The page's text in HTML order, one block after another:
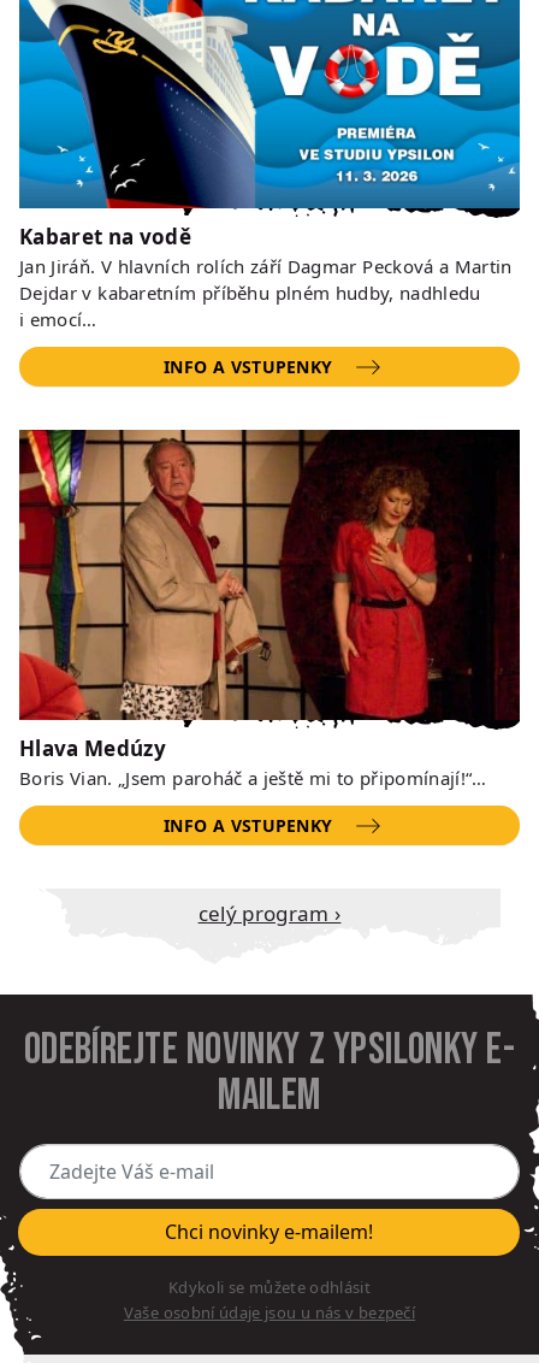
Kabaret na vodě
Jan Jiráň. V hlavních rolích září Dagmar Pecková a Martin
Dejdar v kabaretním příběhu plném hudby, nadhledu
i emocí…
INFO A VSTUPENKY
Hlava Medúzy
Boris Vian. „Jsem paroháč a ještě mi to připomínají!“…
INFO A VSTUPENKY
Celý program ›
Odebírejte novinky z Ypsilonky e-
mailem
Zadejte Váš e-mail
Chci novinky e-mailem!
Kdykoli se můžete odhlásit
Vaše osobní údaje jsou u nás v bezpečí